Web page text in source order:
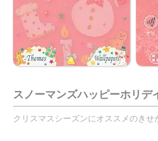
スノーマンズハッピーホリデ
クリスマスシーズンにオススメのきせ